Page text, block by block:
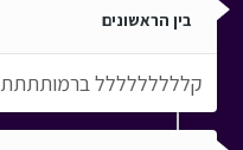
בין הראשונים
קללללללללל ברמותתתת